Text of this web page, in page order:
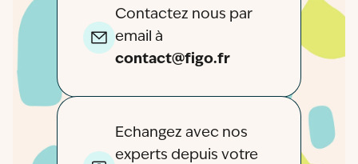
Contactez nous par
email à
contact@figo.fr
Echangez avec nos
experts depuis votre